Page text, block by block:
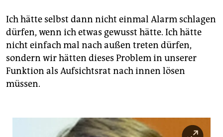
Ich hätte selbst dann nicht einmal Alarm schlagen
dürfen, wenn ich etwas gewusst hätte. Ich hätte
nicht einfach mal nach außen treten dürfen,
sondern wir hätten dieses Problem in unserer
Funktion als Aufsichtsrat nach innen lösen
müssen.